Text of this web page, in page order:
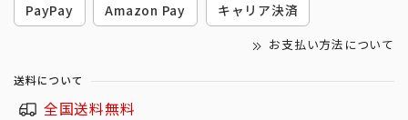
PayPay Amazon Pay キャリア決済
お支払い方法について
送料について
全国送料無料